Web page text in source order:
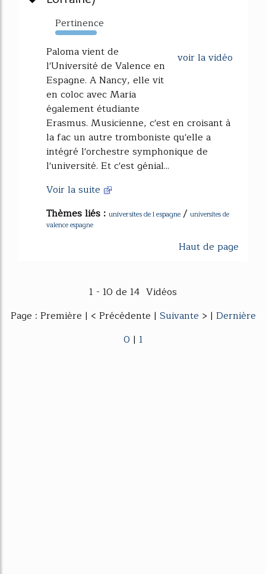
Pertinence
120%
voir la vidéo
Paloma vient de
l'Université de Valence en
Espagne. A Nancy, elle vit
en coloc avec Maria
également étudiante
Erasmus. Musicienne, c'est en croisant à
la fac un autre tromboniste qu'elle a
intégré l'orchestre symphonique de
l'université. Et c'est génial...
Voir la suite
Thèmes liés : universites de l espagne / universites de
valence espagne
Haut de page
1 - 10 de 14 Vidéos
Page : Première | < Précédente | Suivante > | Dernière
0 | 1